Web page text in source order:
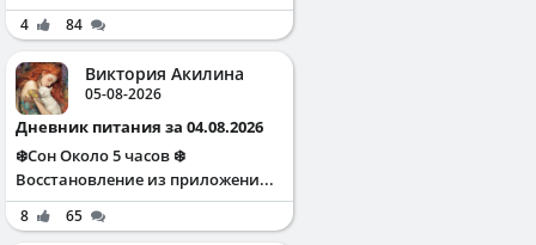
4 84
Виктория Акилина
05-08-2026
Дневник питания за 04.08.2026
❄️Сон Около 5 часов ❄️
Восстановление из приложени...
8 65